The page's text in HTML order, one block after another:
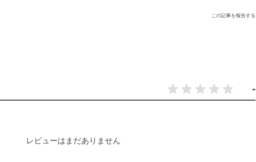
この記事を報告する
-
レビューはまだありません